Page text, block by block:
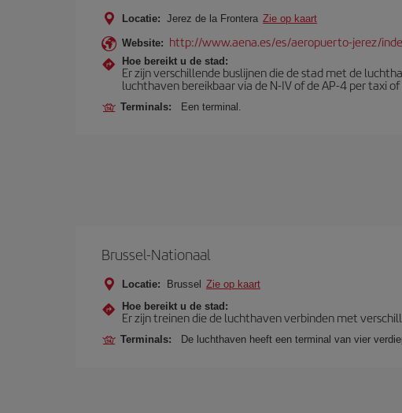
Locatie: Jerez de la Frontera Zie op kaart
Website: http://www.aena.es/es/aeropuerto-jerez/
Hoe bereikt u de stad:
Er zijn verschillende buslijnen die de stad met de
luchthaven bereikbaar via de N-IV of de AP-4 per taxi
Terminals: Een terminal.
Brussel-Nationaal
Locatie: Brussel Zie op kaart
Hoe bereikt u de stad:
Er zijn treinen die de luchthaven verbinden met
Terminals: De luchthaven heeft een terminal van vier